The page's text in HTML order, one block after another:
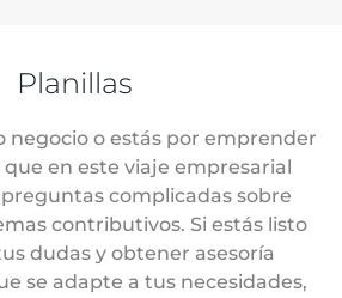
Planillas
negocio o estás por emprender
que en este viaje empresarial
complicadas sobre
contributivos. Si estás listo
dudas y obtener asesoría
se adapte a tus necesidades,